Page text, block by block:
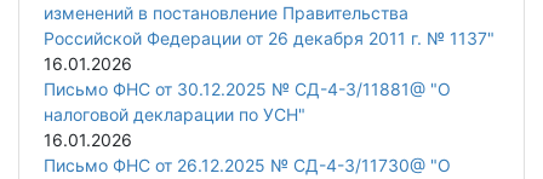
изменений в постановление Правительства
Российской Федерации от 26 декабря 2011 г. № 1137"
16.01.2026
Письмо ФНС от 30.12.2025 № СД-4-3/11881@ "О
налоговой декларации по УСН"
16.01.2026
Письмо ФНС от 26.12.2025 № СД-4-3/11730@ "О